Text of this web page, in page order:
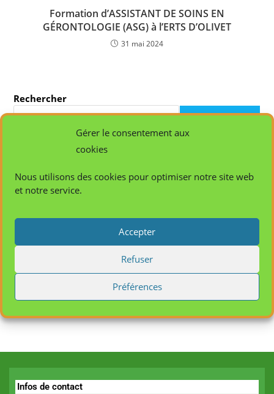
Gérer le consentement aux
cookies
Nous utilisons des cookies pour optimiser notre site web
et notre service.
Accepter
Refuser
Préférences
Formation d’ASSISTANT DE SOINS EN
GÉRONTOLOGIE (ASG) à l’ERTS D’OLIVET
31 mai 2024
Rechercher
RECHERCHER
Calendrier des formations INTER 2026
Assemblée Générale annuelle le 4 juin 2026 à 14 h 00
FORMATION SURVEILLANT DE NUIT
Actualités de l’AFCASA 7 avril 2026
Aucun commentaire à afficher.
Infos de contact